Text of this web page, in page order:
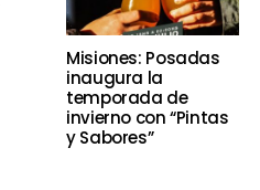
Misiones: Posadas
inaugura la
temporada de
invierno con “Pintas
y Sabores”